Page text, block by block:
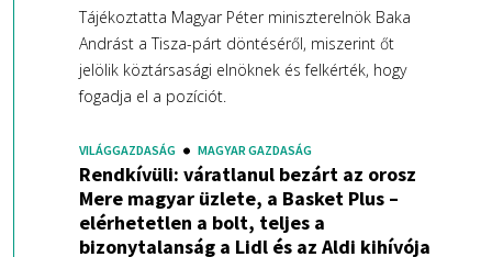
Tájékoztatta Magyar Péter miniszterelnök Baka
Andrást a Tisza-párt döntéséről, miszerint őt
jelölik köztársasági elnöknek és felkérték, hogy
fogadja el a pozíciót.
VILÁGGAZDASÁG MAGYAR GAZDASÁG
Rendkívüli: váratlanul bezárt az orosz
Mere magyar üzlete, a Basket Plus –
elérhetetlen a bolt, teljes a
bizonytalanság a Lidl és az Aldi kihívója